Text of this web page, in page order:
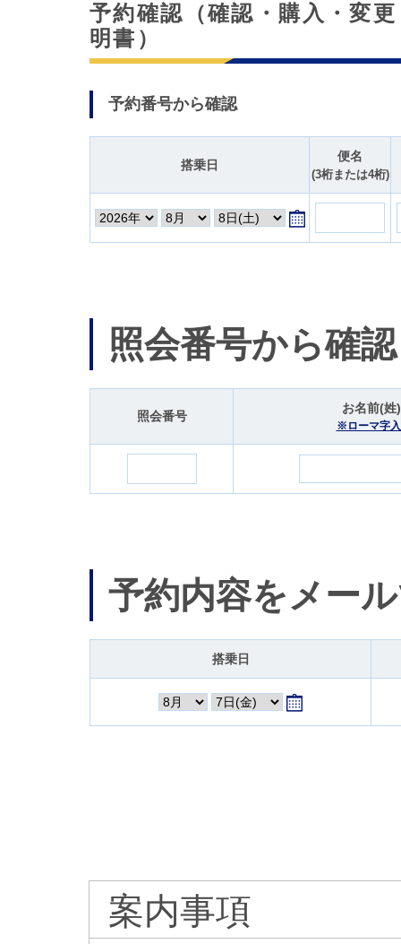
予約確認（確認・購入・変
明書）
予約番号から確認
搭乗日
便名
(3桁または4桁)
照会番号から確認
照会番号
お名前(姓)
※ローマ字
予約内容をメー
搭乗日
案内事項